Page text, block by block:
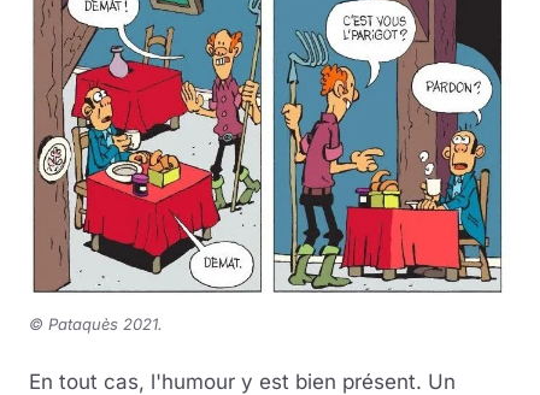
© Pataquès 2021.
En tout cas, l'humour y est bien présent. Un